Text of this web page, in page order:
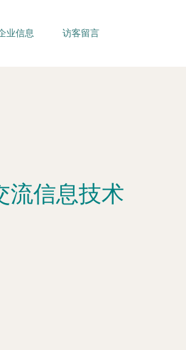
业信息 访客留言
流信息技术